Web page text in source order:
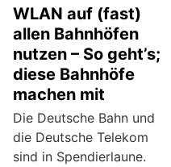
WLAN auf (fast)
allen Bahnhöfen
nutzen – So geht’s;
diese Bahnhöfe
machen mit
Die Deutsche Bahn und
die Deutsche Telekom
sind in Spendierlaune.